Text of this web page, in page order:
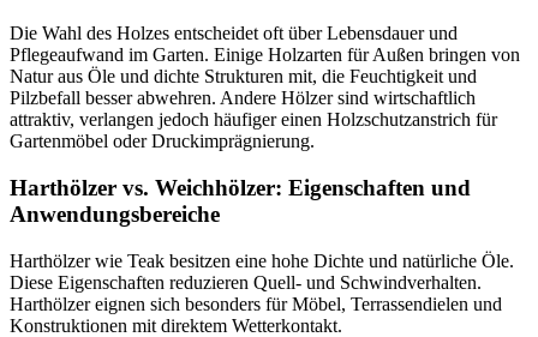
Die Wahl des Holzes entscheidet oft über Lebensdauer und
Pflegeaufwand im Garten. Einige Holzarten für Außen bringen von
Natur aus Öle und dichte Strukturen mit, die Feuchtigkeit und
Pilzbefall besser abwehren. Andere Hölzer sind wirtschaftlich
attraktiv, verlangen jedoch häufiger einen Holzschutzanstrich für
Gartenmöbel oder Druckimprägnierung.
Harthölzer vs. Weichhölzer: Eigenschaften und
Anwendungsbereiche
Harthölzer wie Teak besitzen eine hohe Dichte und natürliche Öle.
Diese Eigenschaften reduzieren Quell- und Schwindverhalten.
Harthölzer eignen sich besonders für Möbel, Terrassendielen und
Konstruktionen mit direktem Wetterkontakt.